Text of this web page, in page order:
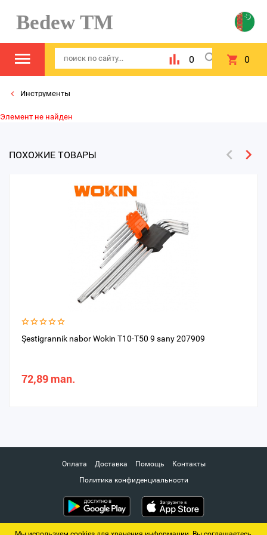
Bedew TM
0 0
Инструменты
Элемент не найден
ПОХОЖИЕ ТОВАРЫ
Şestigrannik nabor Wokin T10-T50 9 sany 207909
72,89 man.
Оплата Доставка Помощь
Контакты
Политика конфиденциальности